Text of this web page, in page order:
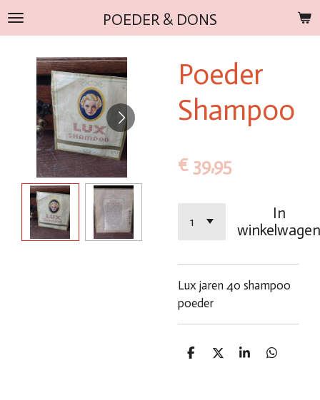
Ga
direct
hoofdinhoud
POEDER & DONS
Poeder
Shampoo
€ 39,95
In
Lux jaren 40 shampoo
poeder
D
D
S
D